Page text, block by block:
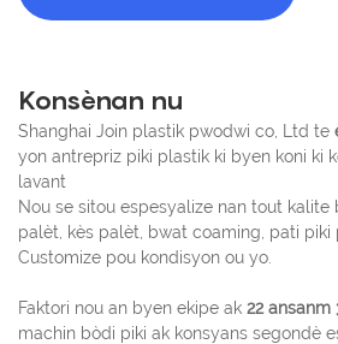
Konsènan nu
Shanghai Join plastik pwodwi co, Ltd te
yon antrepriz piki plastik ki byen koni ki
lavant
Nou se sitou espesyalize nan tout kalite
palèt, kès palèt, bwat coaming, pati piki
Customize pou kondisyon ou yo.
Faktori nou an byen ekipe ak 22 ansanm
machin bòdi piki ak konsyans segondè